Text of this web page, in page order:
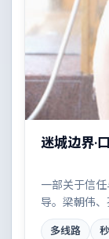
迷城边界·
一部关于信
导。梁朝伟、
唯等实力加
多线路